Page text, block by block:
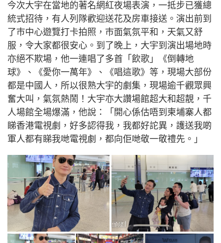
今次大宇在當地的著名網紅夜場表演，一抵步已獲總
統式招待，有人列隊歡迎送花及房車接送。演出前到
了巿中心遊覽打卡拍照，巿面氣氛平和，天氣又舒
服，令大家都很安心。到了晚上，大宇到演出場地時
亦絕不欺場，他一連唱了多首「飲歌」《倒轉地
球》、《愛你一萬年》、《唱這歌》等，現場大部份
都是中國人，所以很熟大宇的劇集，現場逾千觀眾興
奮大叫，氣氛熱鬧！大宇亦大讚場館超大和超靚，千
人場館全場爆滿，他說：「開心係估唔到柬埔寨人都
睇香港電視劇，好多認得我，我都好詑異，護送我啲
軍人都有睇我哋電視劇，都向佢哋敬一敬禮先。」